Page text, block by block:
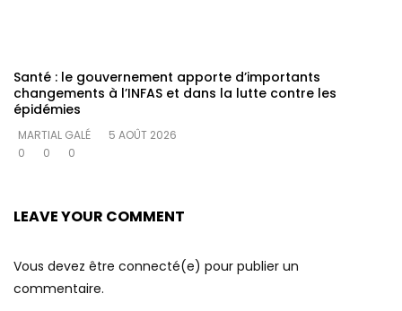
Santé : le gouvernement apporte d’importants
changements à l’INFAS et dans la lutte contre les
épidémies
MARTIAL GALÉ
5 AOÛT 2026
0
0 0
LEAVE YOUR COMMENT
Vous devez être connecté(e) pour publier un
commentaire.